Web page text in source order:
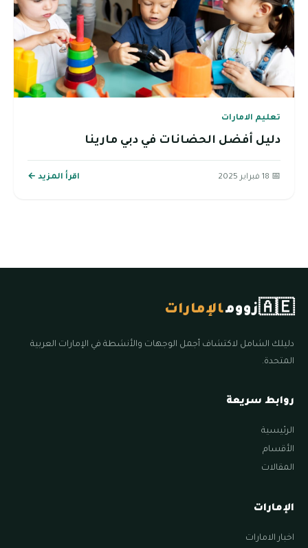
تعليم الامارات
دليل أفضل الحضانات في دبي مارينا
📅 18 فبراير 2025 اقرأ المزيد ←
🇦🇪زوومالإمارات
دليلك الشامل لاكتشاف أجمل الوجهات والأنشطة في الإمارات العربية
المتحدة.
روابط سريعة
الرئيسية
الأقسام
المقالات
الإمارات
اخبار الامارات